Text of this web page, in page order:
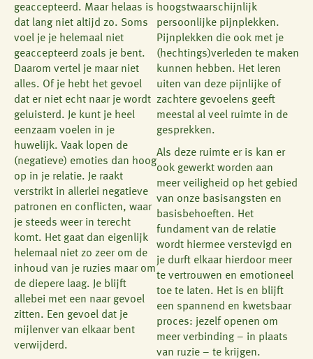
geaccepteerd. Maar helaas is
dat lang niet altijd zo. Soms
voel je je helemaal niet
geaccepteerd zoals je bent.
Daarom vertel je maar niet
alles. Of je hebt het gevoel
dat er niet echt naar je wordt
geluisterd. Je kunt je heel
eenzaam voelen in je
huwelijk. Vaak lopen de
(negatieve) emoties dan hoog
op in je relatie. Je raakt
verstrikt in allerlei negatieve
patronen en conflicten, waar
je steeds weer in terecht
komt. Het gaat dan eigenlijk
helemaal niet zo zeer om de
inhoud van je ruzies maar om
de diepere laag. Je blijft
allebei met een naar gevoel
zitten. Een gevoel dat je
mijlenver van elkaar bent
verwijderd.
hoogstwaarschijnlijk
persoonlijke pijnplekken.
Pijnplekken die ook met je
(hechtings)verleden te maken
kunnen hebben. Het leren
uiten van deze pijnlijke of
zachtere gevoelens geeft
meestal al veel ruimte in de
gesprekken.
Als deze ruimte er is kan er
ook gewerkt worden aan
meer veiligheid op het gebied
van onze basisangsten en
basisbehoeften. Het
fundament van de relatie
wordt hiermee verstevigd en
je durft elkaar hierdoor meer
te vertrouwen en emotioneel
toe te laten. Het is en blijft
een spannend en kwetsbaar
proces: jezelf openen om
meer verbinding – in plaats
van ruzie – te krijgen.